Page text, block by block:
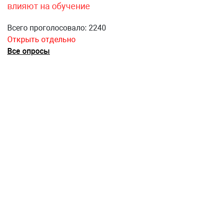
влияют на обучение
Всего проголосовало: 2240
Открыть отдельно
Все опросы